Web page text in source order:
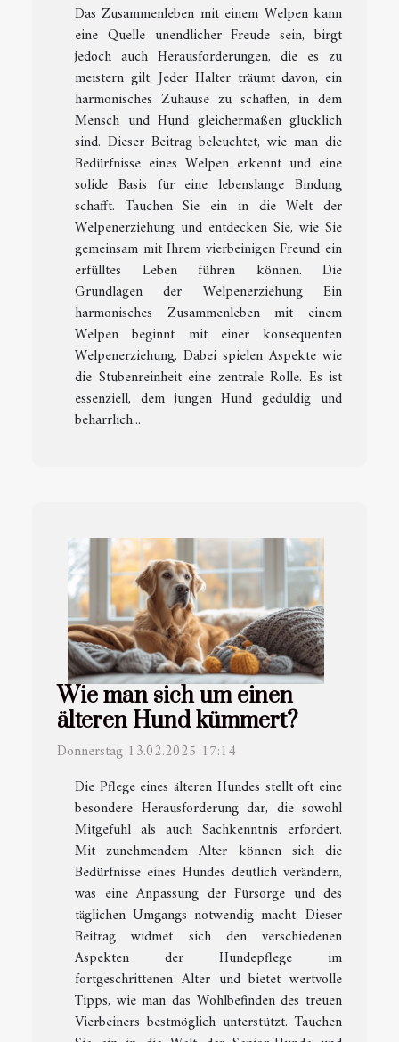
Das Zusammenleben mit einem Welpen kann
eine Quelle unendlicher Freude sein, birgt
jedoch auch Herausforderungen, die es zu
meistern gilt. Jeder Halter träumt davon, ein
harmonisches Zuhause zu schaffen, in dem
Mensch und Hund gleichermaßen glücklich
sind. Dieser Beitrag beleuchtet, wie man die
Bedürfnisse eines Welpen erkennt und eine
solide Basis für eine lebenslange Bindung
schafft. Tauchen Sie ein in die Welt der
Welpenerziehung und entdecken Sie, wie Sie
gemeinsam mit Ihrem vierbeinigen Freund ein
erfülltes Leben führen können. Die
Grundlagen der Welpenerziehung Ein
harmonisches Zusammenleben mit einem
Welpen beginnt mit einer konsequenten
Welpenerziehung. Dabei spielen Aspekte wie
die Stubenreinheit eine zentrale Rolle. Es ist
essenziell, dem jungen Hund geduldig und
beharrlich...
Wie man sich um einen
älteren Hund kümmert?
Donnerstag 13.02.2025 17:14
Die Pflege eines älteren Hundes stellt oft eine
besondere Herausforderung dar, die sowohl
Mitgefühl als auch Sachkenntnis erfordert.
Mit zunehmendem Alter können sich die
Bedürfnisse eines Hundes deutlich verändern,
was eine Anpassung der Fürsorge und des
täglichen Umgangs notwendig macht. Dieser
Beitrag widmet sich den verschiedenen
Aspekten der Hundepflege im
fortgeschrittenen Alter und bietet wertvolle
Tipps, wie man das Wohlbefinden des treuen
Vierbeiners bestmöglich unterstützt. Tauchen